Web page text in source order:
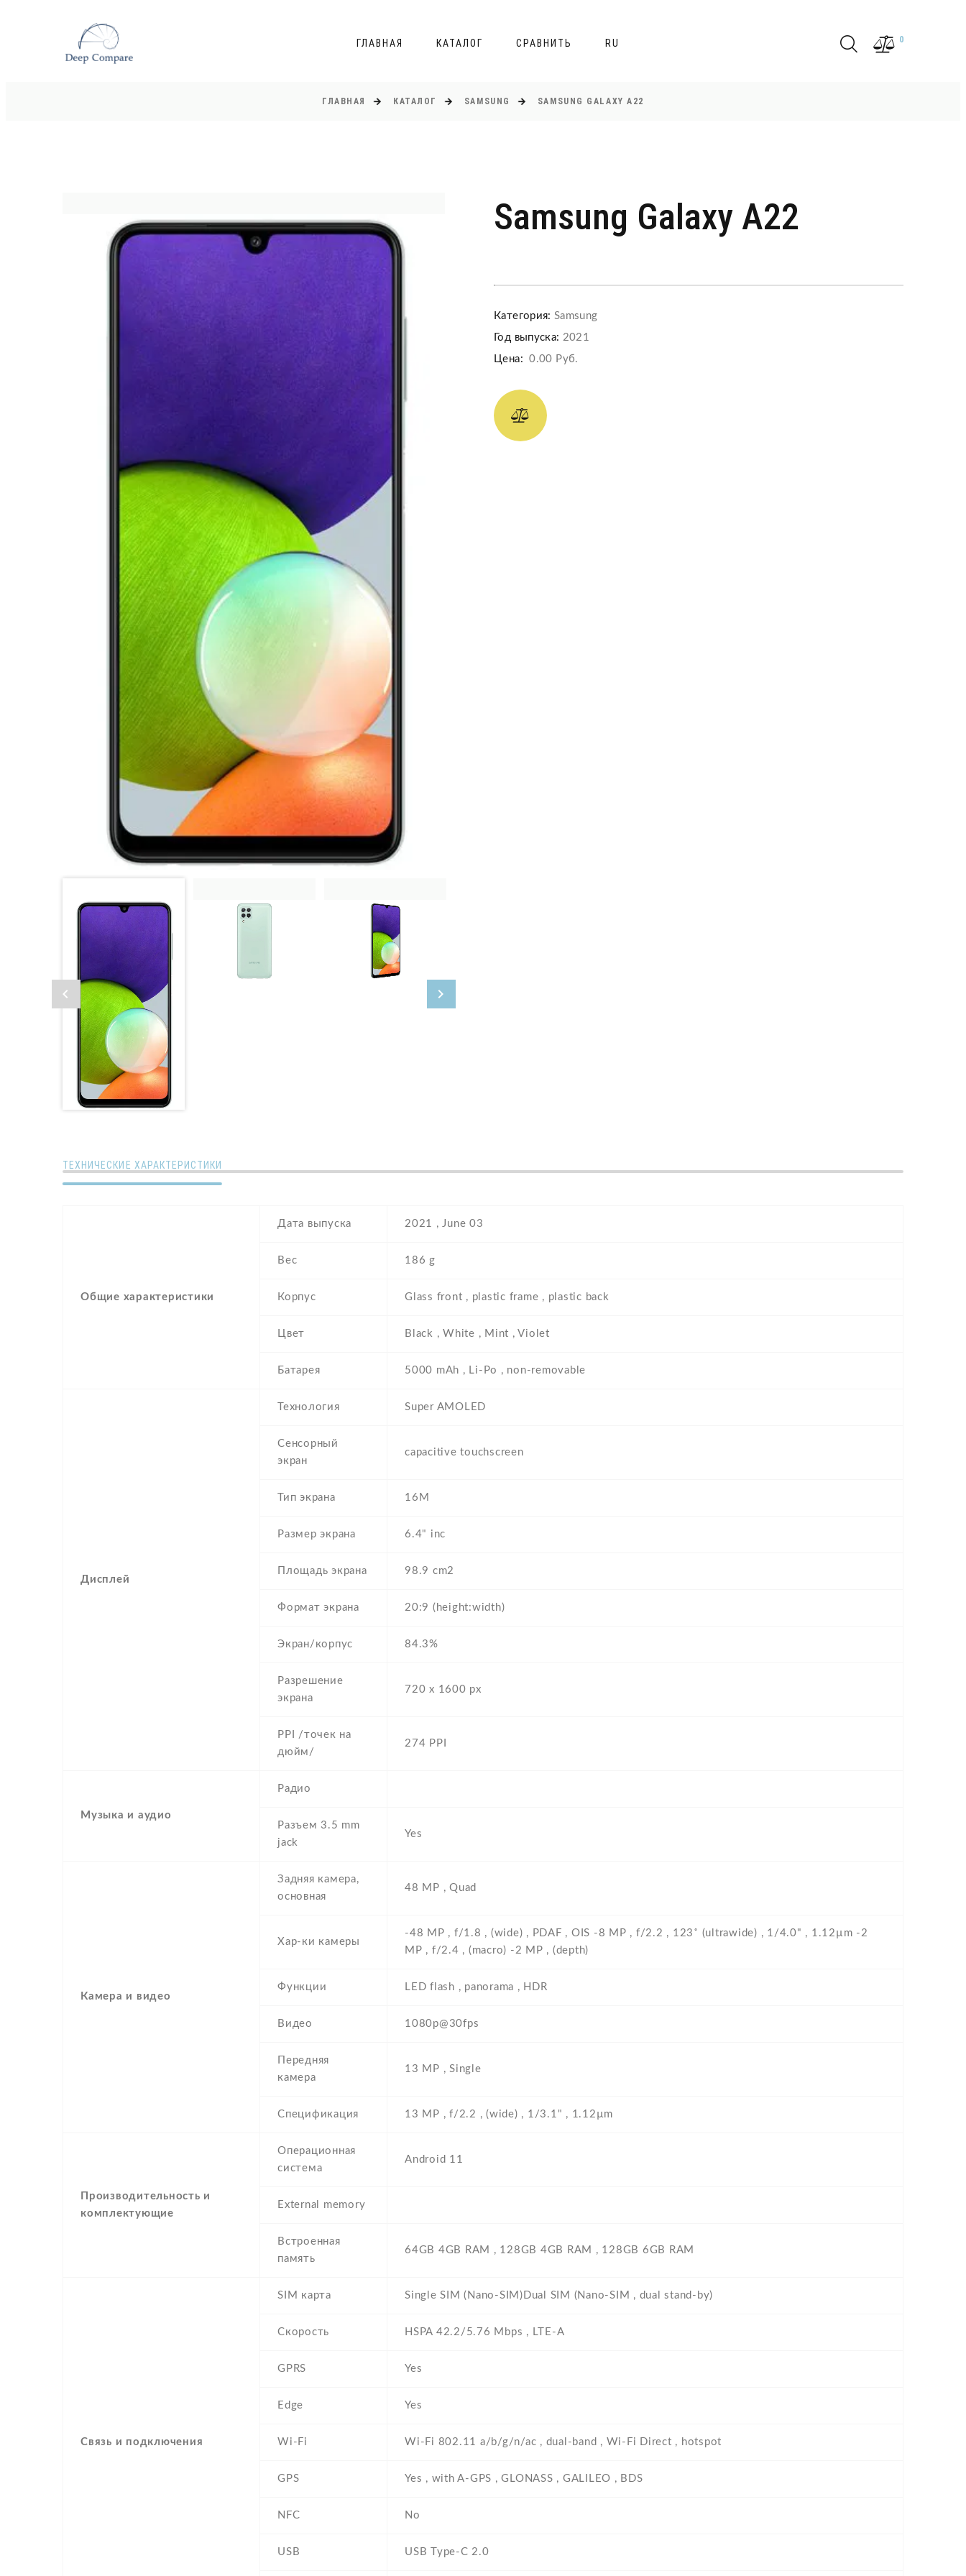
ГЛАВНАЯ КАТАЛОГ СРАВНИТЬ RU 0
ГЛАВНАЯ КАТАЛОГ SAMSUNG SAMSUNG GALAXY A22
Samsung Galaxy A22
Категория: Samsung
Год выпуска: 2021
Цена: 0.00 Руб.
ТЕХНИЧЕСКИЕ ХАРАКТЕРИСТИКИ
Общие характеристики
Дата выпуска 2021 , June 03
Вес 186 g
Корпус Glass front , plastic frame , plastic back
Цвет Black , White , Mint , Violet
Батарея 5000 mAh , Li-Po , non-removable
Дисплей
Технология Super AMOLED
Сенсорный
экран
capacitive touchscreen
Тип экрана 16M
Размер экрана 6.4" inc
Площадь экрана 98.9 cm2
Формат экрана 20:9 (height:width)
Экран/корпус 84.3%
Разрешение
экрана
720 x 1600 px
PPI /точек на
дюйм/
274 PPI
Музыка и аудио
Радио
Разъем 3.5 mm
jack
Yes
Камера и видео
Задняя камера,
основная
48 MP , Quad
Хар-ки камеры
-48 MP , f/1.8 , (wide) , PDAF , OIS -8 MP , f/2.2 , 123˚ (ultrawide) , 1/4.0" , 1.12µm -2
MP , f/2.4 , (macro) -2 MP , (depth)
Функции LED flash , panorama , HDR
Видео 1080p@30fps
Передняя
камера
13 MP , Single
Спецификация 13 MP , f/2.2 , (wide) , 1/3.1" , 1.12µm
Производительность и
комплектующие
Операционная
система
Android 11
External memory
Встроенная
память
64GB 4GB RAM , 128GB 4GB RAM , 128GB 6GB RAM
Связь и подключения
SIM карта Single SIM (Nano-SIM)Dual SIM (Nano-SIM , dual stand-by)
Скорость HSPA 42.2/5.76 Mbps , LTE-A
GPRS Yes
Edge Yes
Wi-Fi Wi-Fi 802.11 a/b/g/n/ac , dual-band , Wi-Fi Direct , hotspot
GPS Yes , with A-GPS , GLONASS , GALILEO , BDS
NFC No
USB USB Type-C 2.0